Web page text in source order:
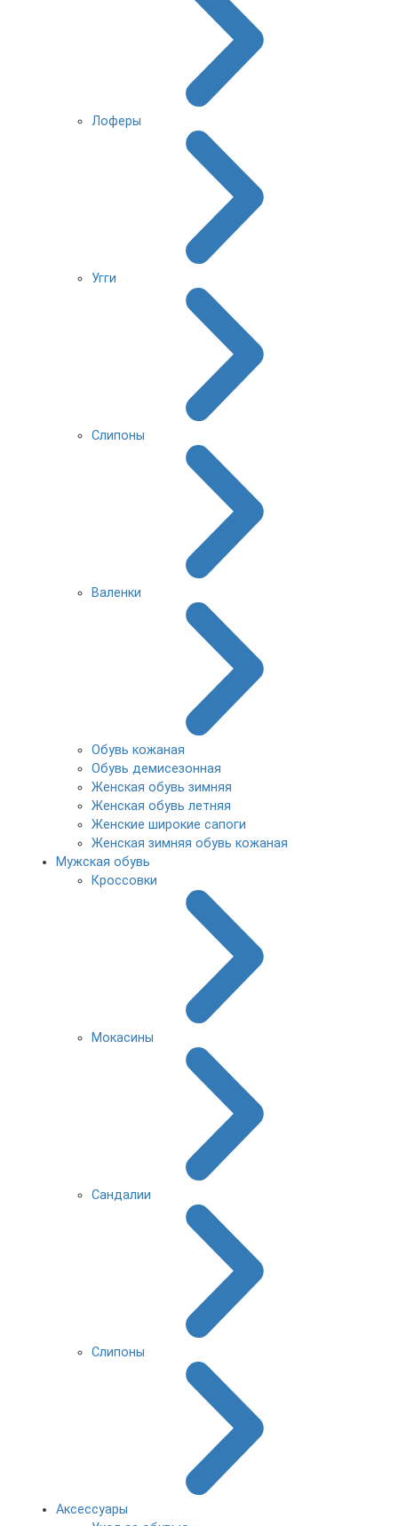
Лоферы
Угги
Слипоны
Валенки
Обувь кожаная
Обувь демисезонная
Женская обувь зимняя
Женская обувь летняя
Женские широкие сапоги
Женская зимняя обувь кожаная
Мужская обувь
Кроссовки
Мокасины
Сандалии
Слипоны
Аксессуары